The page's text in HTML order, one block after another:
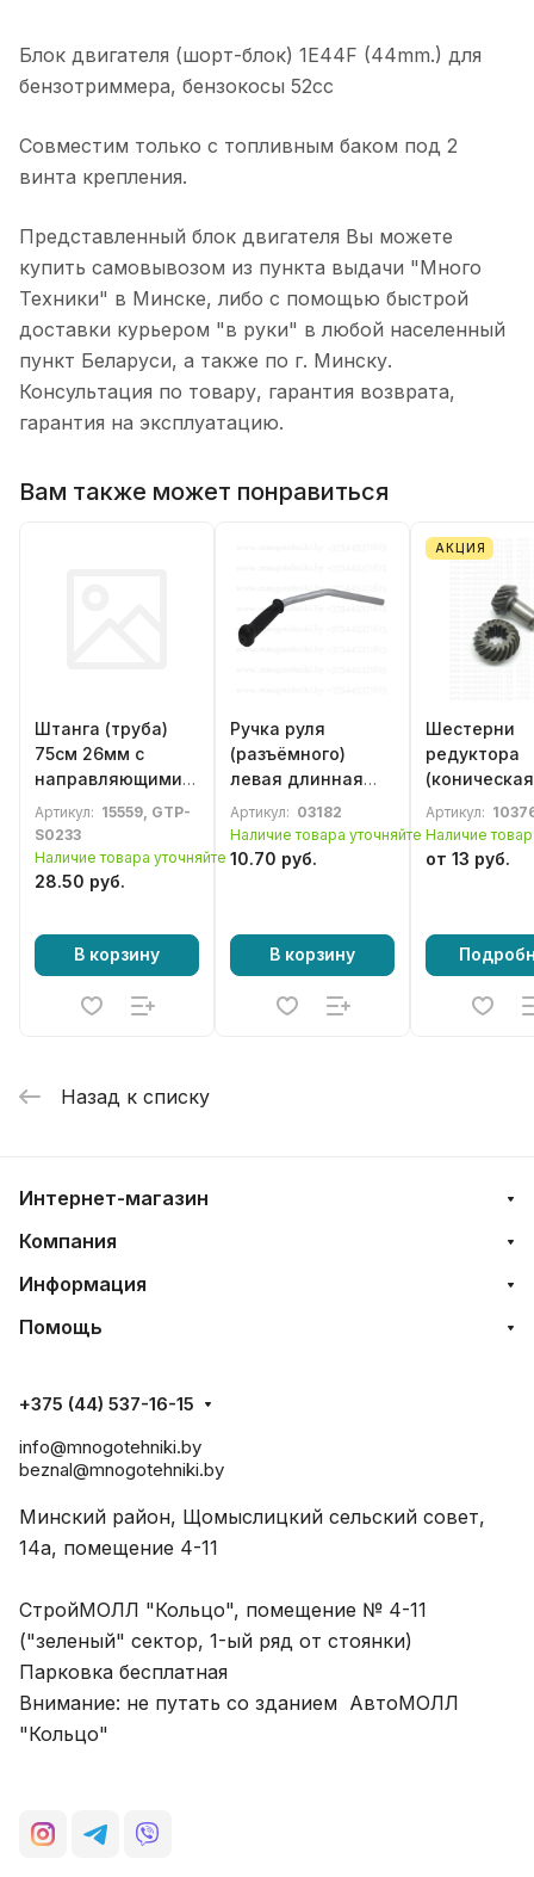
Блок двигателя (шорт-блок) 1E44F (44mm.) для
бензотриммера, бензокосы 52сс
Совместим только с топливным баком под 2
винта крепления.
Представленный блок двигателя Вы можете
купить самовывозом из пункта выдачи "Много
Техники" в Минске, либо с помощью быстрой
доставки курьером "в руки" в любой населенный
пункт Беларуси, а также по г. Минску.
Консультация по товару, гарантия возврата,
гарантия на эксплуатацию.
Вам также может понравиться
Штанга (труба)
75см 26мм с
направляющими
втулками для
бензотриммера,
мотокосы 33-52сс
Артикул: 15559, GTP-
S0233
Наличие товара уточняйте
28.50 руб.
В корзину
Ручка руля
(разъёмного)
левая длинная
бензотриммера,
бензокосы 43-
52сс. (тип 2)
Артикул: 03182
Наличие товара уточняйте
10.70 руб.
В корзину
АКЦИЯ
Шестерни
редуктора
бензокосы
52сс
Артикул:
Наличие
от 13 руб.
Назад к списку
Интернет-магазин
Компания
Информация
Помощь
+375 (44) 537-16-15
info@mnogotehniki.by
beznal@mnogotehniki.by
Минский район, Щомыслицкий сельский совет,
14а, помещение 4-11
СтройМОЛЛ "Кольцо", помещение № 4-11
("зеленый" сектор, 1-ый ряд от стоянки)
Парковка бесплатная
Внимание: не путать со зданием АвтоМОЛЛ
"Кольцо"